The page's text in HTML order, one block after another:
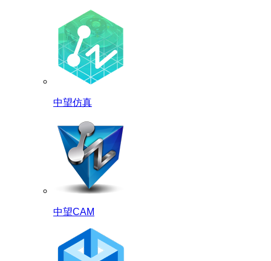
中望仿真
中望CAM